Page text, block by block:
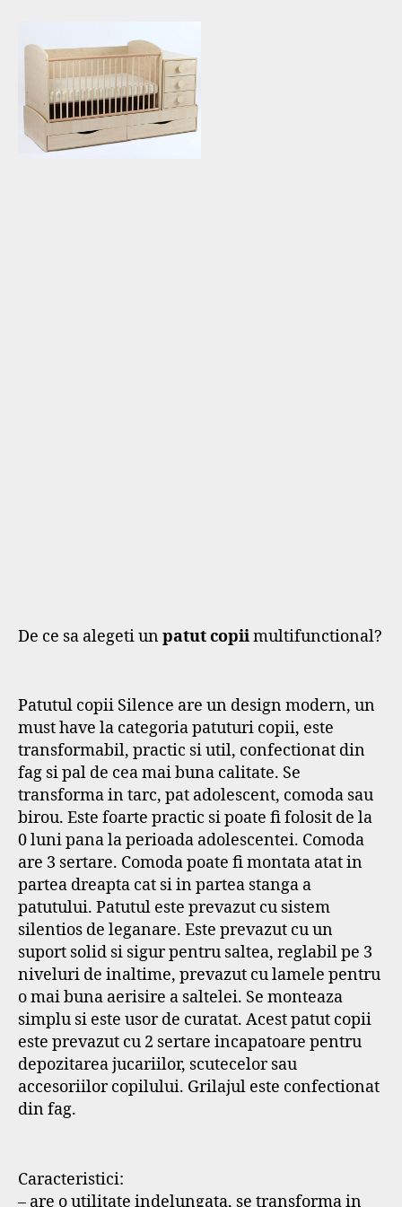
De ce sa alegeti unpatut copiimultifunctional?
Patutul copii Silence are un design modern, un
must have la categoria patuturi copii, este
transformabil, practic si util, confectionat din
fag si pal de cea mai buna calitate. Se
transforma in tarc, pat adolescent, comoda sau
birou. Este foarte practic si poate fi folosit de la
0 luni pana la perioada adolescentei. Comoda
are 3 sertare. Comoda poate fi montata atat in
partea dreapta cat si in partea stanga a
patutului. Patutul este prevazut cu sistem
silentios de leganare. Este prevazut cu un
suport solid si sigur pentru saltea, reglabil pe 3
niveluri de inaltime, prevazut cu lamele pentru
o mai buna aerisire a saltelei. Se monteaza
simplu si este usor de curatat. Acest patut copii
este prevazut cu 2 sertare incapatoare pentru
depozitarea jucariilor, scutecelor sau
accesoriilor copilului. Grilajul este confectionat
din fag.
Caracteristici:
– are o utilitate indelungata, se transforma in